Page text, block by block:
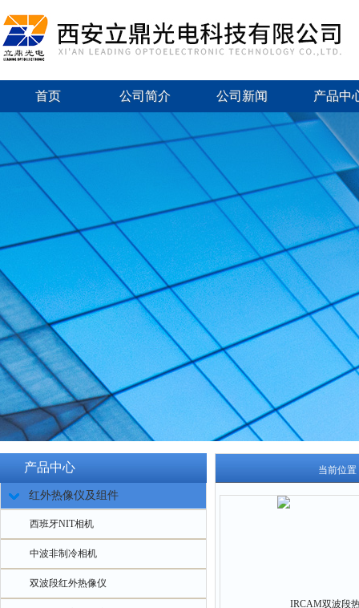
首页 公司简介 公司新闻 产品中
产品中心
红外热像仪及组件
西班牙NIT相机
中波非制冷相机
双波段红外热像仪
当前位置